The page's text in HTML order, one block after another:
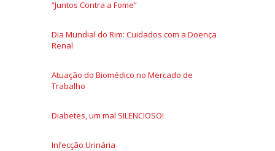
“Juntos Contra a Fome”
Dia Mundial do Rim: Cuidados com a Doença
Renal
Atuação do Biomédico no Mercado de
Trabalho
Diabetes, um mal SILENCIOSO!
Infecção Urinária